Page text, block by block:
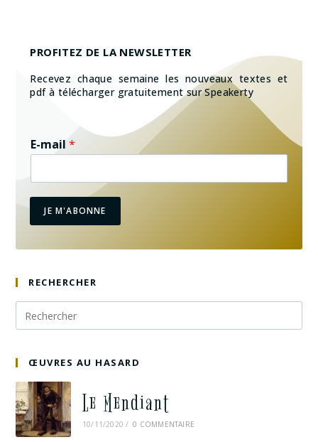
PROFITEZ DE LA NEWSLETTER
Recevez chaque semaine les nouveaux textes et
pdf à télécharger gratuitement sur Speakerty
E-mail*
JE M'ABONNE
RECHERCHER
ŒUVRES AU HASARD
Le Mendiant
10/11/2020 / 0 COMMENTAIRE